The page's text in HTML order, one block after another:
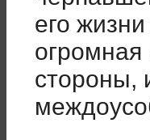
его
стороны,